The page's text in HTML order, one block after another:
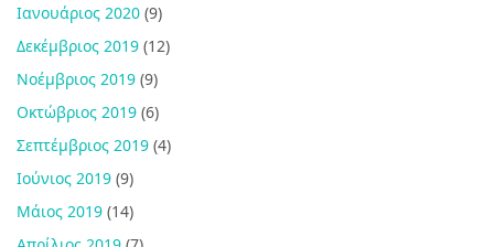
Ιανουάριος 2020 (9)
Δεκέμβριος 2019 (12)
Νοέμβριος 2019 (9)
Οκτώβριος 2019 (6)
Σεπτέμβριος 2019 (4)
Ιούνιος 2019 (9)
Μάιος 2019 (14)